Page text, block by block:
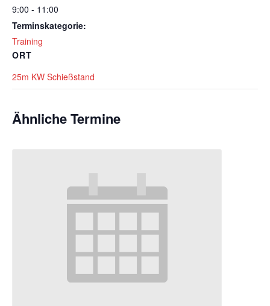
9:00 - 11:00
Terminskategorie:
Training
ORT
25m KW Schießstand
Ähnliche Termine